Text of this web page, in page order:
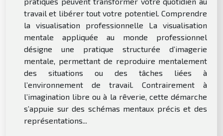
travail et libérer tout votre potentiel. Comprendre
la visualisation professionnelle La visualisation
mentale appliquée au monde professionnel
désigne une pratique structurée d’imagerie
mentale, permettant de reproduire mentalement
des situations ou des tâches liées à
l’environnement de travail. Contrairement à
l’imagination libre ou à la rêverie, cette démarche
s’appuie sur des schémas mentaux précis et des
représentations...